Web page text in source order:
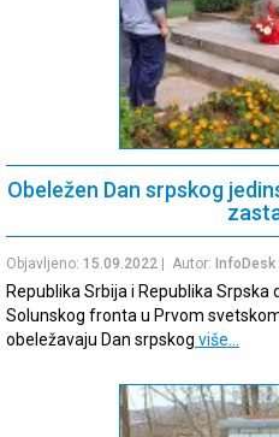
Obeležen Dan srpskog
Objavljeno: 15.09.2022 | Autor: InfoDesk
Republika Srbija i Republika
Solunskog fronta u Prvom
obeležavaju Dan srpskog više…